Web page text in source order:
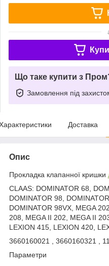
Що таке купити з
Замовлення під
Доставка
Опис
Прокладка клапанної кришки
CLAAS: DOMINATOR 68,
DOMINATOR 98,
DOMINATOR 98VX, MEGA
208, MEGA II 202, MEGA II
LEXION 415, LEXION 420,
3660160021 , 3660160321 ,
Параметри